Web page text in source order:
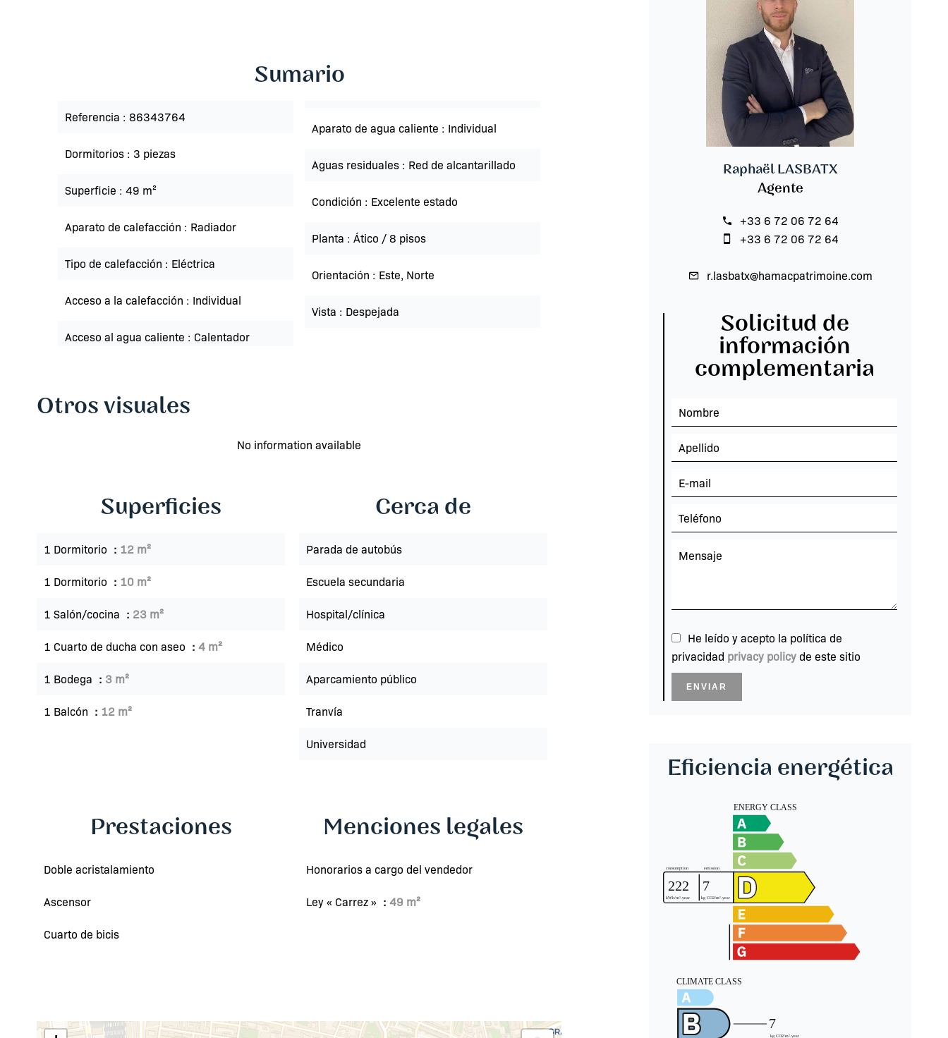
Sumario
Referencia 86343764
Dormitorios 3 piezas
Superficie 49 m²
Aparato de calefacción Radiador
Tipo de calefacción Eléctrica
Acceso a la calefacción Individual
Acceso al agua caliente Calentador
Aparato de agua caliente Individual
Aguas residuales Red de alcantarillado
Condición Excelente estado
Planta Ático / 8 pisos
Orientación Este, Norte
Vista Despejada
Otros visuales
No information available
Superficies
1 Dormitorio 12 m²
1 Dormitorio 10 m²
1 Salón/cocina 23 m²
1 Cuarto de ducha con aseo 4 m²
1 Bodega 3 m²
1 Balcón 12 m²
Cerca de
Parada de autobús
Escuela secundaria
Hospital/clínica
Médico
Aparcamiento público
Tranvía
Universidad
Prestaciones
Doble acristalamiento
Ascensor
Cuarto de bicis
Menciones legales
Honorarios a cargo del vendedor
Ley « Carrez » 49 m²
Raphaël LASBATX
Agente
+33 6 72 06 72 64
+33 6 72 06 72 64
r.lasbatx@hamacpatrimoine.com
Solicitud de
información
complementaria
He leído y acepto la política de
privacidad privacy policy de este sitio
ENVIAR
Eficiencia energética